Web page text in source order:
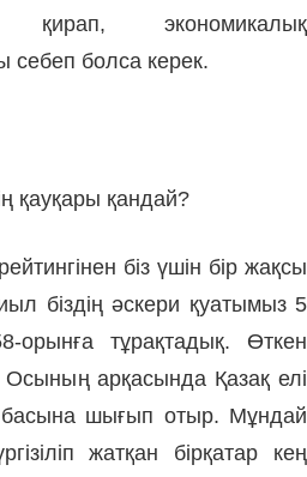
қирап, экономикалық
себеп болса керек.
қауқары қандай?
біз үшін бір жақсы
біздің әскери қуа­тымыз 5
орын­ға тұрақтадық. Өткен
арқа­сында Қазақ елі
шығып отыр. Мұндай
жат­қан бірқатар кең